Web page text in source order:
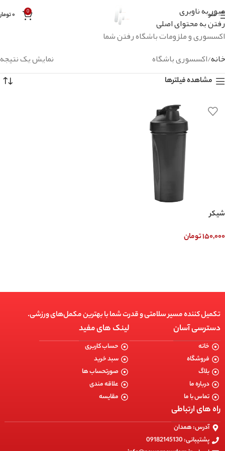
عبور به ناوبری
رفتن به محتوای اصلی
منو 0 ۰
اکسسوری و ملزومات باشگاه رفتن شما
خانه اکسسوری باشگاه نمایش یک نتیجه
مشاهده فیلترها
شیکر
۱۵۰,۰۰۰تومان
تکمیل کننده مسیر سلامتی و قدرت شما با بهترین مکمل‌های ورزشی.
دسترسی آسان
خانه
فروشگاه
بلاگ
درباره ما
تماس با ما
لینک های مفید
حساب کاربری
سبد خرید
صورتحساب ها
علاقه مندی
مقایسه
راه های ارتباطی
آدرس: همدان
پشتیبانی: 09182145130